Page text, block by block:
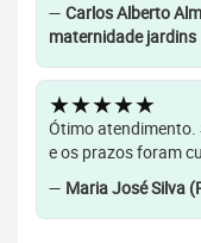
— Carlos Alberto
maternidade
★★★★★
Ótimo atendimento.
e os prazos foram
— Maria José Silva